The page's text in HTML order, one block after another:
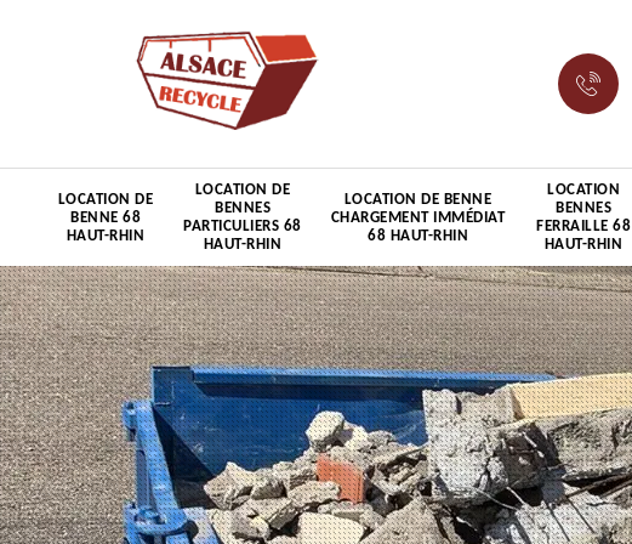
LOCATION DE
BENNE 68
HAUT-RHIN
LOCATION DE
BENNES
PARTICULIERS 68
HAUT-RHIN
LOCATION DE BENNE
CHARGEMENT IMMÉDIAT
68 HAUT-RHIN
LOCATION
BENNES
FERRAILLE 68
HAUT-RHIN